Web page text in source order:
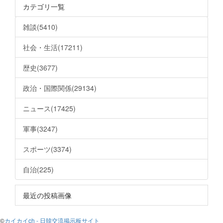
カテゴリ一覧
雑談(5410)
社会・生活(17211)
歴史(3677)
政治・国際関係(29134)
ニュース(17425)
軍事(3247)
スポーツ(3374)
自治(225)
最近の投稿画像
©カイカイch - 日韓交流掲示板サイト